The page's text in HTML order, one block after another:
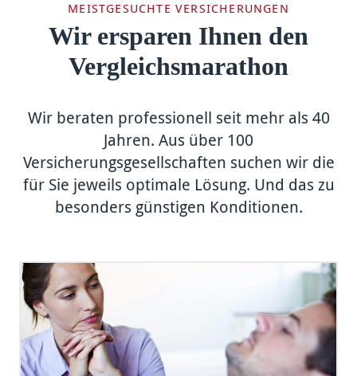
MEISTGESUCHTE VERSICHERUNGEN
Wir ersparen Ihnen den
Vergleichsmarathon
Wir beraten professionell seit mehr als 40
Jahren. Aus über 100
Versicherungsgesellschaften suchen wir die
für Sie jeweils optimale Lösung. Und das zu
besonders günstigen Konditionen.